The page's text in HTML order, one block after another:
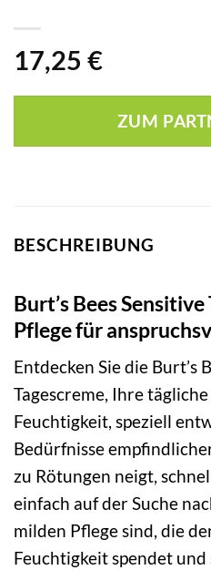
17,25 €
ZUM
BESCHREIBUNG
Burt’s Bees
Pflege für
Entdecken Sie die Burt’s
Tagescreme, Ihre
Feuchtigkeit, speziell
Bedürfnisse
zu Rötungen neigt,
einfach auf der Suche
milden Pflege sind, die
Feuchtigkeit spendet